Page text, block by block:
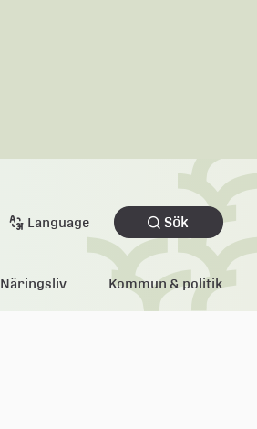
Language Sök
Näringsliv Kommun & politik